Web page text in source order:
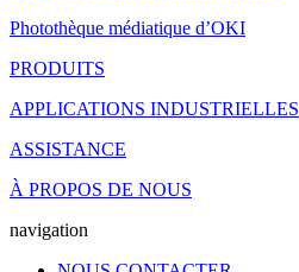
Photothèque médiatique d’OKI
PRODUITS
APPLICATIONS INDUSTRIELLES
ASSISTANCE
À PROPOS DE NOUS
navigation